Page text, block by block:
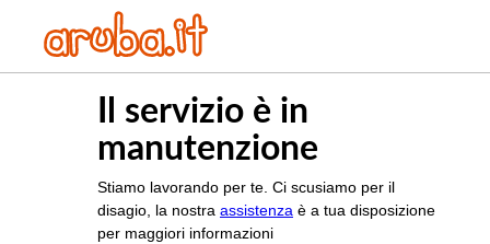
Il servizio è in
manutenzione
Stiamo lavorando per te. Ci scusiamo per il
disagio, la nostra assistenza è a tua disposizione
per maggiori informazioni